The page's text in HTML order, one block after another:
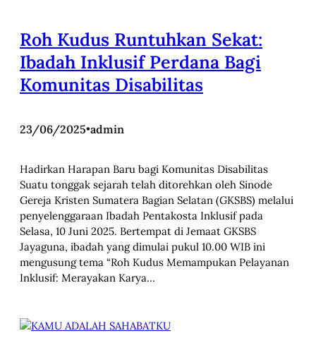
Roh Kudus Runtuhkan Sekat:
Ibadah Inklusif Perdana Bagi
Komunitas Disabilitas
23/06/2025•admin
Hadirkan Harapan Baru bagi Komunitas Disabilitas
Suatu tonggak sejarah telah ditorehkan oleh Sinode
Gereja Kristen Sumatera Bagian Selatan (GKSBS) melalui
penyelenggaraan Ibadah Pentakosta Inklusif pada
Selasa, 10 Juni 2025. Bertempat di Jemaat GKSBS
Jayaguna, ibadah yang dimulai pukul 10.00 WIB ini
mengusung tema “Roh Kudus Memampukan Pelayanan
Inklusif: Merayakan Karya…